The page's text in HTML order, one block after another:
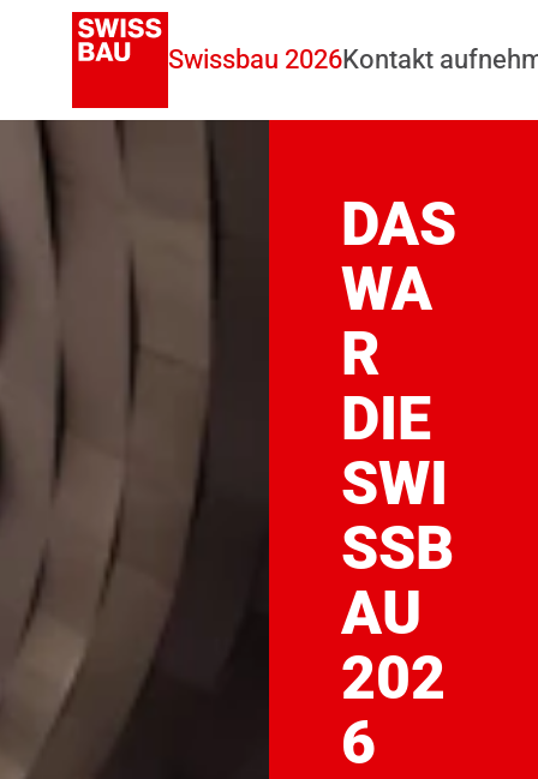
Swissbau 2026Kontakt
DAS
WA
R
DIE
SWI
SSB
AU
202
6